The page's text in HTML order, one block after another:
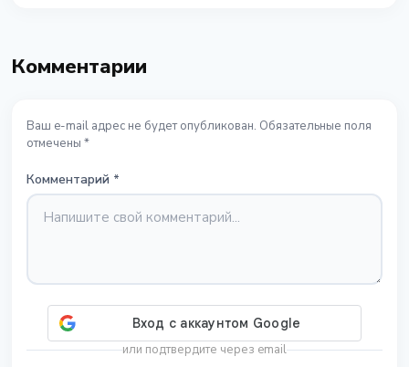
Комментарии
Ваш e-mail адрес не будет опубликован. Обязательные поля
отмечены *
Комментарий *
или подтвердите через email